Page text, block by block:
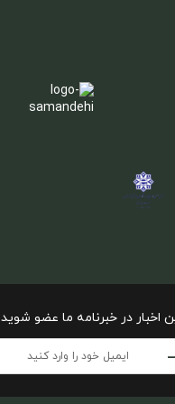
اخبار در خبرنامه ما عضو شوید